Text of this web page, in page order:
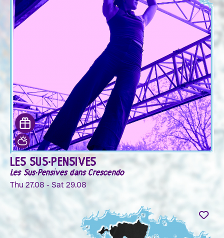
LES SUS·PENSIVES
Les Sus·Pensives dans Crescendo
Thu 27.08 - Sat 29.08